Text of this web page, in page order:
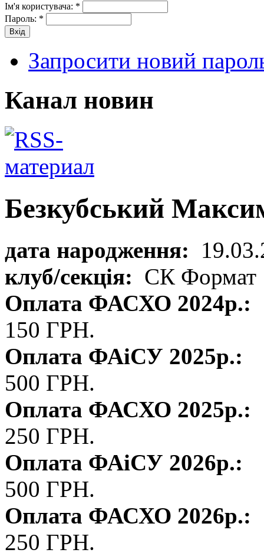
Ім'я користувача: *
Пароль: *
Запросити новий
Канал новин
Безкубський
дата народження:
клуб/секція: СК Формат
Оплата ФАСХО 2024р.:
150 ГРН.
Оплата ФАіСУ 2025р.:
500 ГРН.
Оплата ФАСХО 2025р.:
250 ГРН.
Оплата ФАіСУ 2026р.:
500 ГРН.
Оплата ФАСХО 2026р.:
250 ГРН.